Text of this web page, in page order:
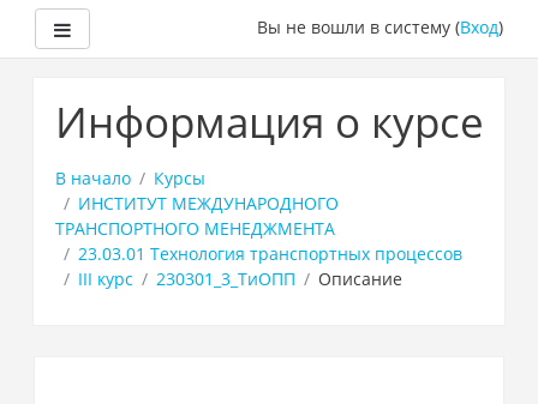
основному
Вы не вошли в систему (Вход)
Информация о курсе
В начало
Курсы
ИНСТИТУТ МЕЖДУНАРОДНОГО
ТРАНСПОРТНОГО МЕНЕДЖМЕНТА
23.03.01 Технология транспортных процессов
III курс
230301_3_ТиОПП Описание